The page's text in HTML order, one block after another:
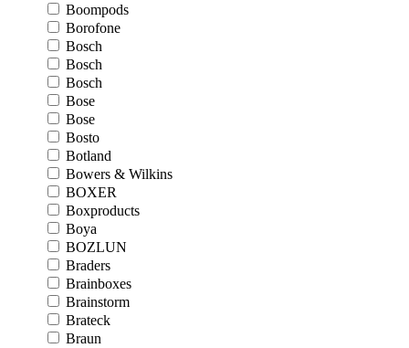
Boompods
Borofone
Bosch
Bosch
Bosch
Bose
Bose
Bosto
Botland
Bowers & Wilkins
BOXER
Boxproducts
Boya
BOZLUN
Braders
Brainboxes
Brainstorm
Brateck
Braun